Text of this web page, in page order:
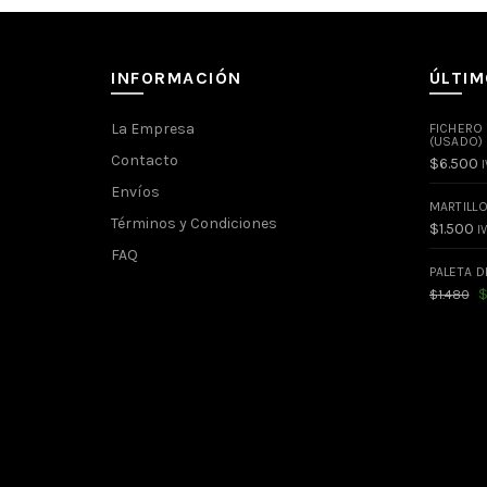
INFORMACIÓN
La Empresa
Contacto
Envíos
Términos y Condiciones
FAQ
(USADO)
$6.500
$1.500
PALETA
$1.480
El
$